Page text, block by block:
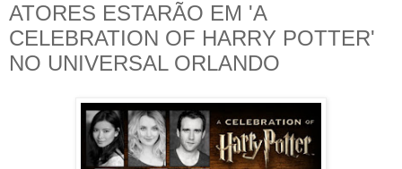
ATORES ESTARÃO EM 'A
CELEBRATION OF HARRY POTTER'
NO UNIVERSAL ORLANDO